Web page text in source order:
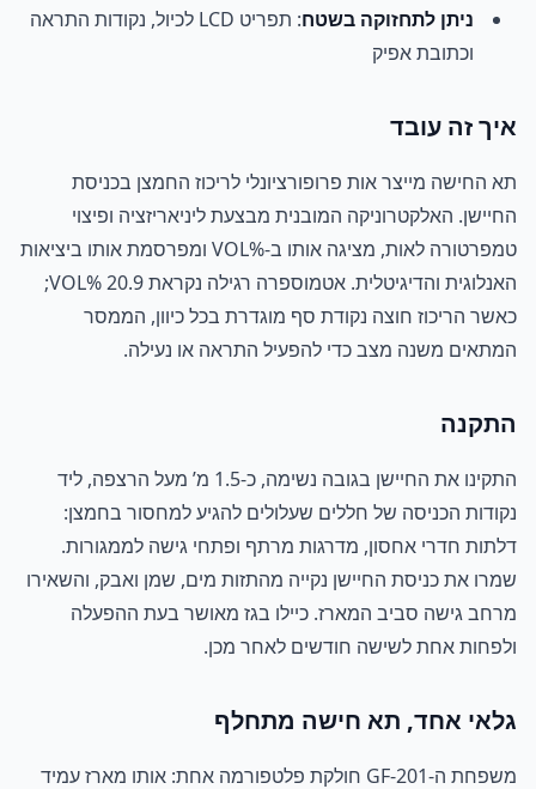
ניתן לתחזוקה בשטח
: תפריט LCD לכיול, נקודות התראה
וכתובת אפיק
איך זה עובד
תא החישה מייצר אות פרופורציונלי לריכוז החמצן בכניסת
החיישן. האלקטרוניקה המובנית מבצעת ליניאריזציה ופיצוי
טמפרטורה לאות, מציגה אותו ב-%VOL ומפרסמת אותו ביציאות
האנלוגית והדיגיטלית. אטמוספרה רגילה נקראת 20.9 %VOL;
כאשר הריכוז חוצה נקודת סף מוגדרת בכל כיוון, הממסר
המתאים משנה מצב כדי להפעיל התראה או נעילה.
התקנה
התקינו את החיישן בגובה נשימה, כ-1.5 מ’ מעל הרצפה, ליד
נקודות הכניסה של חללים שעלולים להגיע למחסור בחמצן:
דלתות חדרי אחסון, מדרגות מרתף ופתחי גישה לממגורות.
שמרו את כניסת החיישן נקייה מהתזות מים, שמן ואבק, והשאירו
מרחב גישה סביב המארז. כיילו בגז מאושר בעת ההפעלה
ולפחות אחת לשישה חודשים לאחר מכן.
גלאי אחד, תא חישה מתחלף
משפחת ה-GF-201 חולקת פלטפורמה אחת: אותו מארז עמיד